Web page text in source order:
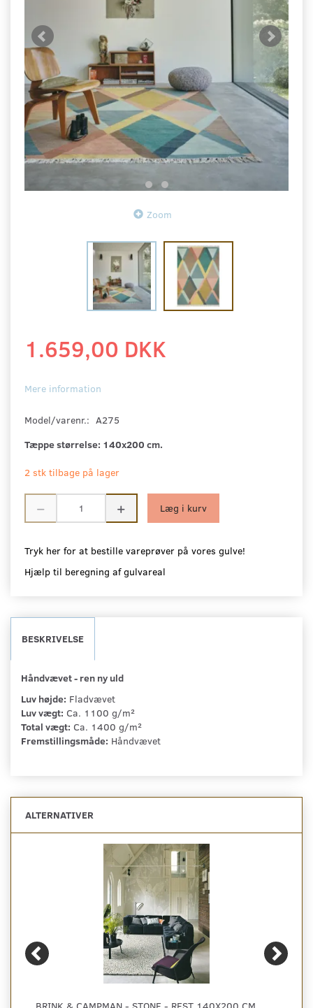
Zoom
1.659,00 DKK
Mere information
Model/varenr.: A275
Tæppe størrelse: 140x200 cm.
2 stk tilbage på lager
Læg i kurv
Tryk her for at bestille vareprøver på vores gulve!
Hjælp til beregning af gulvareal
BESKRIVELSE
Håndvævet - ren ny uld
Luv højde: Fladvævet
Luv vægt: Ca. 1100 g/m²
Total vægt: Ca. 1400 g/m²
Fremstillingsmåde: Håndvævet
ALTERNATIVER